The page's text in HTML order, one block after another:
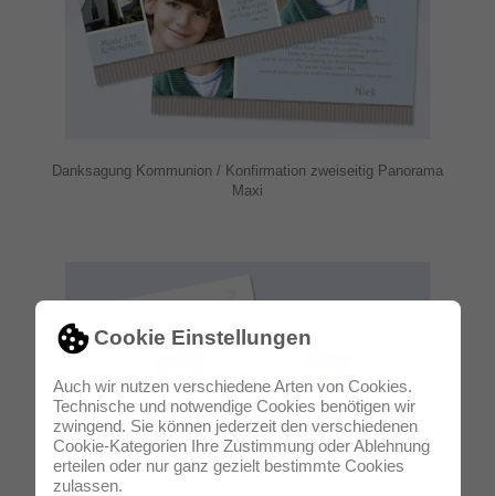
Cookie Einstellungen
Auch wir nutzen verschiedene Arten von Cookies.
Technische und notwendige Cookies benötigen wir
zwingend. Sie können jederzeit den verschiedenen
Cookie-Kategorien Ihre Zustimmung oder Ablehnung
erteilen oder nur ganz gezielt bestimmte Cookies
zulassen.
Danksagung Kommunion / Konfirmation zweiseitig Panorama
Maxi